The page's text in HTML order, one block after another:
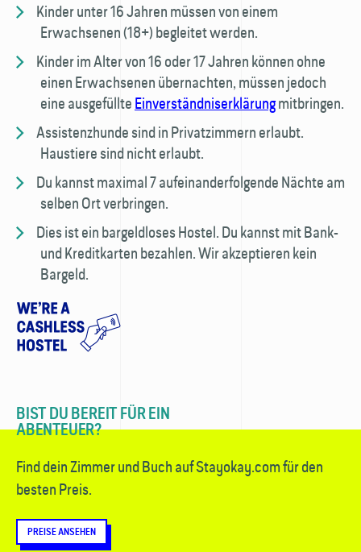
Kinder unter 16 Jahren müssen von einem
Erwachsenen (18+) begleitet werden.
Kinder im Alter von 16 oder 17 Jahren können ohne
einen Erwachsenen über­nachten, müssen jedoch
eine ausgefüllteEinverständnis­erklärungmitbringen.
Assistenzhunde sind in Privatzimmern erlaubt.
Haustiere sind nicht erlaubt.
Du kannst maximal 7 aufeinanderfolgende Nächte am
selben Ort verbringen.
Dies ist ein bargeldloses Hostel. Du kannst mit Bank-
und Kredit­karten bezahlen. Wir akzeptieren kein
Bargeld.
BIST DU BEREIT FÜR EIN
ABENTEUER?
Find dein Zimmer und Buch auf Stayokay.com für den
besten Preis.
PREISE ANSEHEN